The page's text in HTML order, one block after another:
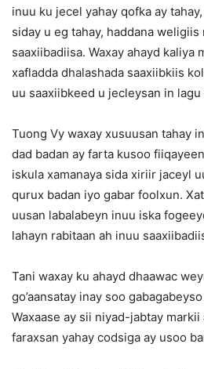
inuu ku jecel yahay qofka ay
siday u eg tahay, haddana weligiis
saaxiibadiisa. Waxay ahayd kaliya
xafladda dhalashada saaxiibkiis
uu saaxiibkeed u jecleysan in
Tuong Vy waxay xusuusan tahay
dad badan ay farta kusoo
iskula xamanaya sida xiriir jaceyl
qurux badan iyo gabar foolxun.
uusan labalabeyn inuu iska
lahayn rabitaan ah inuu
Tani waxay ku ahayd dhaawac
go’aansatay inay soo
Waxaase ay sii niyad-jabtay
faraxsan yahay codsiga ay usoo